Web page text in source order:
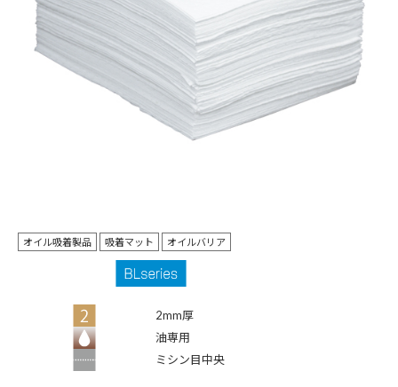
オイル吸着製品 吸着マット オイルバリア
2mm厚
油専用
ミシン目中央